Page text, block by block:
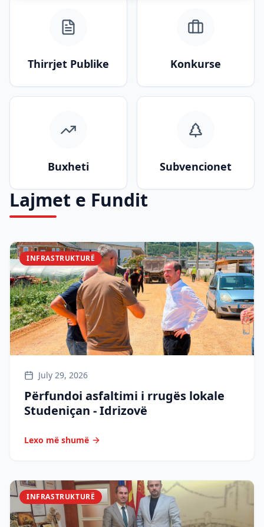
Thirrjet Publike Konkurse
Buxheti Subvencionet
Lajmet e Fundit
INFRASTRUKTURË
July 29, 2026
Përfundoi asfaltimi i rrugës lokale
Studeniçan - Idrizovë
Lexo më shumë
INFRASTRUKTURË